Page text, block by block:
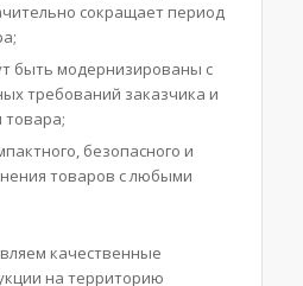
сокращает период
быть модернизированы с
требований заказчика и
товара;
безопасного и
товаров с любыми
качественные
на территорию